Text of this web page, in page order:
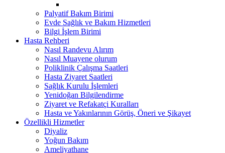
Palyatif Bakım Birimi
Evde Sağlık ve Bakım Hizmetleri
Bilgi İşlem Birimi
Hasta Rehberi
Nasıl Randevu Alırım
Nasıl Muayene olurum
Poliklinik Çalışma Saatleri
Hasta Ziyaret Saatleri
Sağlık Kurulu İşlemleri
Yenidoğan Bilgilendirme
Ziyaret ve Refakatçi Kuralları
Hasta ve Yakınlarının Görüş, Öneri ve Şikayet
Özellikli Hizmetler
Diyaliz
Yoğun Bakım
Ameliyathane